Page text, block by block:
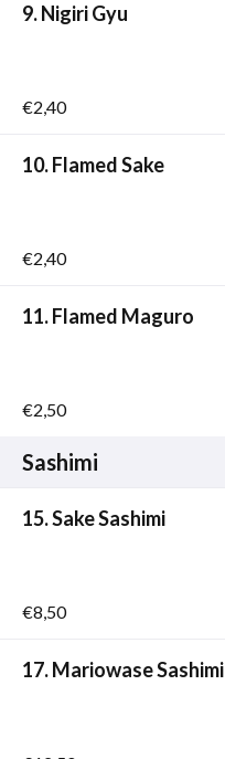
9. Nigiri Gyu
€2,40
10. Flamed Sake
€2,40
11. Flamed Maguro
€2,50
Sashimi
15. Sake Sashimi
€8,50
17. Mariowase Sashimi